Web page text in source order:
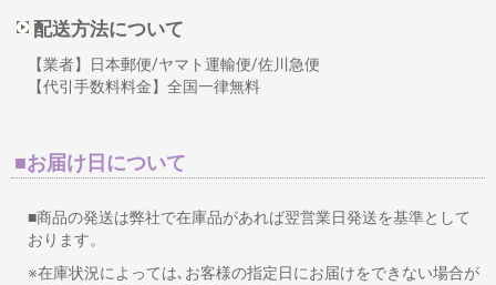
配送方法について
【業者】日本郵便/ヤマト運輸便/佐川急便
【代引手数料料金】全国一律無料
■お届け日について
■商品の発送は弊社で在庫品があれば翌営業日発送を基準として
おります。
※在庫状況によっては､お客様の指定日にお届けをできない場合が